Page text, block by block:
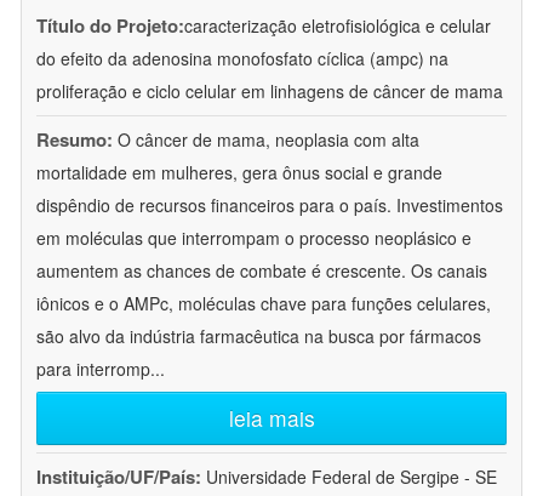
Título do Projeto:caracterização eletrofisiológica e celular
do efeito da adenosina monofosfato cíclica (ampc) na
proliferação e ciclo celular em linhagens de câncer de mama
Resumo: O câncer de mama, neoplasia com alta
mortalidade em mulheres, gera ônus social e grande
dispêndio de recursos financeiros para o país. Investimentos
em moléculas que interrompam o processo neoplásico e
aumentem as chances de combate é crescente. Os canais
iônicos e o AMPc, moléculas chave para funções celulares,
são alvo da indústria farmacêutica na busca por fármacos
para interromp...
leia mais
Instituição/UF/País: Universidade Federal de Sergipe - SE